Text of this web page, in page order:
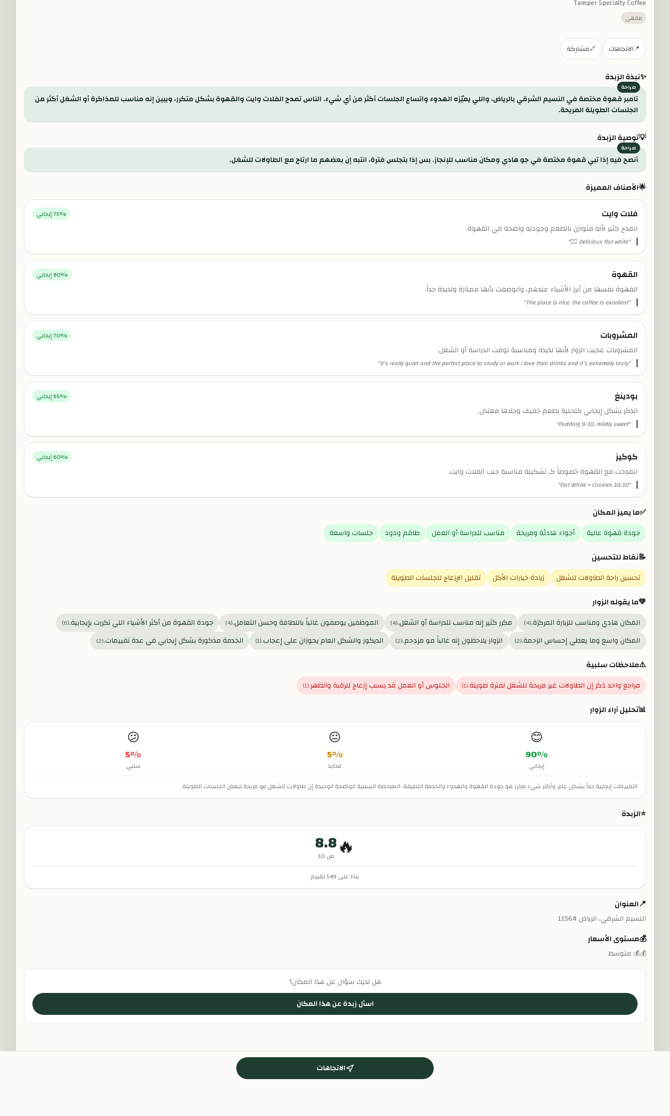
Tamper Specialty Coffee
مقهى
📍الاتجاهات 🔗مشاركة
✨نبذة الزبدة
تامبر قهوة مختصة في النسيم الشرقي بالرياض، واللي يميّزه الهدوء واتساع الجلسات أكثر من أي شيء. الناس تمدح الفلات وايت والقهوة بشكل متكرر، ويبين إنه مناسب للمذاكرة أو الشغل أكثر من
الجلسات الطويلة المريحة.
💡توصية الزبدة
أنصح فيه إذا تبي قهوة مختصة في جو هادي ومكان مناسب للإنجاز. بس إذا بتجلس فترة، انتبه إن بعضهم ما ارتاح مع الطاولات للشغل.
🌟الأصناف المميزة
فلات وايت 75% إيجابي
انمدح كثير لأنه متوازن بالطعم وجودته واضحة في القهوة.
"
Delicious flat white 👍🏼
"
القهوة 80% إيجابي
القهوة نفسها من أبرز الأشياء عندهم، وانوصفت بأنها ممتازة ولذيذة جداً.
"
The place is nice, the coffee is excellent
"
المشروبات 70% إيجابي
المشروبات عجبت الزوار لأنها لذيذة ومناسبة لوقت الدراسة أو الشغل.
"
it’s really quiet and the perfect place to study or work i love their drinks and it’s extremely tasty
"
بودينغ 65% إيجابي
انذكر بشكل إيجابي كتحلية بطعم خفيف وحلاها معتدل.
"
Pudding 9/10, mildly sweet
"
كوكيز 60% إيجابي
انمدحت مع القهوة خصوصاً كـ تشكيلة مناسبة جنب الفلات وايت.
"
Flat White + Cookies 10/10
"
✅ما يميز المكان
جودة قهوة عالية أجواء هادئة ومريحة مناسب للدراسة أو العمل طاقم ودود جلسات واسعة
📝نقاط للتحسين
تحسين راحة الطاولات للشغل زيادة خيارات الأكل تقليل الإزعاج للجلسات الطويلة
💚ما يقوله الزوار
المكان هادي ومناسب للزيارة المركزة.(
4
) مكرر كثير إنه مناسب للدراسة أو الشغل.(
4
) الموظفين يوصفون غالباً باللطافة وحسن التعامل.(
4
) جودة القهوة من أكثر الأشياء اللي تكررت بإيجابية.(
6
)
المكان واسع وما يعطي إحساس الزحمة.(
2
) الزوار يلاحظون إنه غالباً مو مزدحم.(
2
) الديكور والشكل العام يحوزان على إعجاب.(
1
) الخدمة مذكورة بشكل إيجابي في عدة تقييمات.(
2
)
⚠️ملاحظات سلبية
مراجع واحد ذكر إن الطاولات غير مريحة للشغل لفترة طويلة.(
1
) الجلوس أو العمل قد يسبب إزعاج للرقبة والظهر.(
1
)
📊تحليل آراء الزوار
😊
90%
إيجابي
😐
5%
محايد
😕
5%
سلبي
التقييمات إيجابية جداً بشكل عام، وأكثر شيء مكرر هو جودة القهوة والهدوء والخدمة اللطيفة. الملاحظة السلبية الواضحة الوحيدة إن طاولات الشغل مو مريحة لبعض الجلسات الطويلة.
⭐الزبدة
🔥
8.8
من 10
بناءً على 549تقييم
📍العنوان
النسيم الشرقي، الرياض 11564
💰مستوى الأسعار
💰💰 متوسط
هل لديك سؤال عن هذا المكان؟
اسأل زبدة عن هذا المكان
الاتجاهات